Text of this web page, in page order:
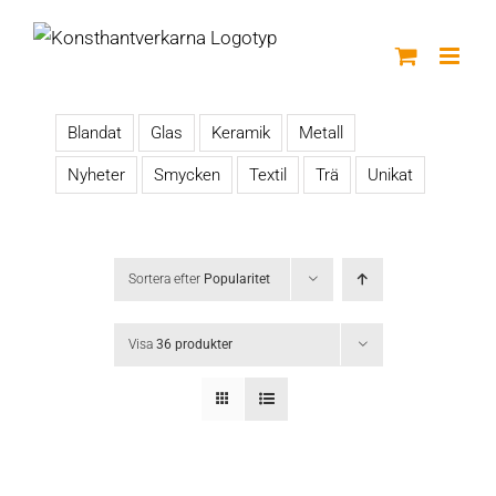
Blandat Glas Keramik Metall
Nyheter Smycken Textil Trä Unikat
Sortera efter Popularitet
Visa 36 produkter